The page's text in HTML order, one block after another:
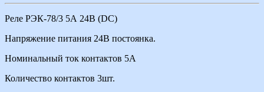
Реле РЭК-78/3 5А 24В (DС)
Напряжение питания 24В постоянка.
Номинальный ток контактов 5А
Количество контактов 3шт.